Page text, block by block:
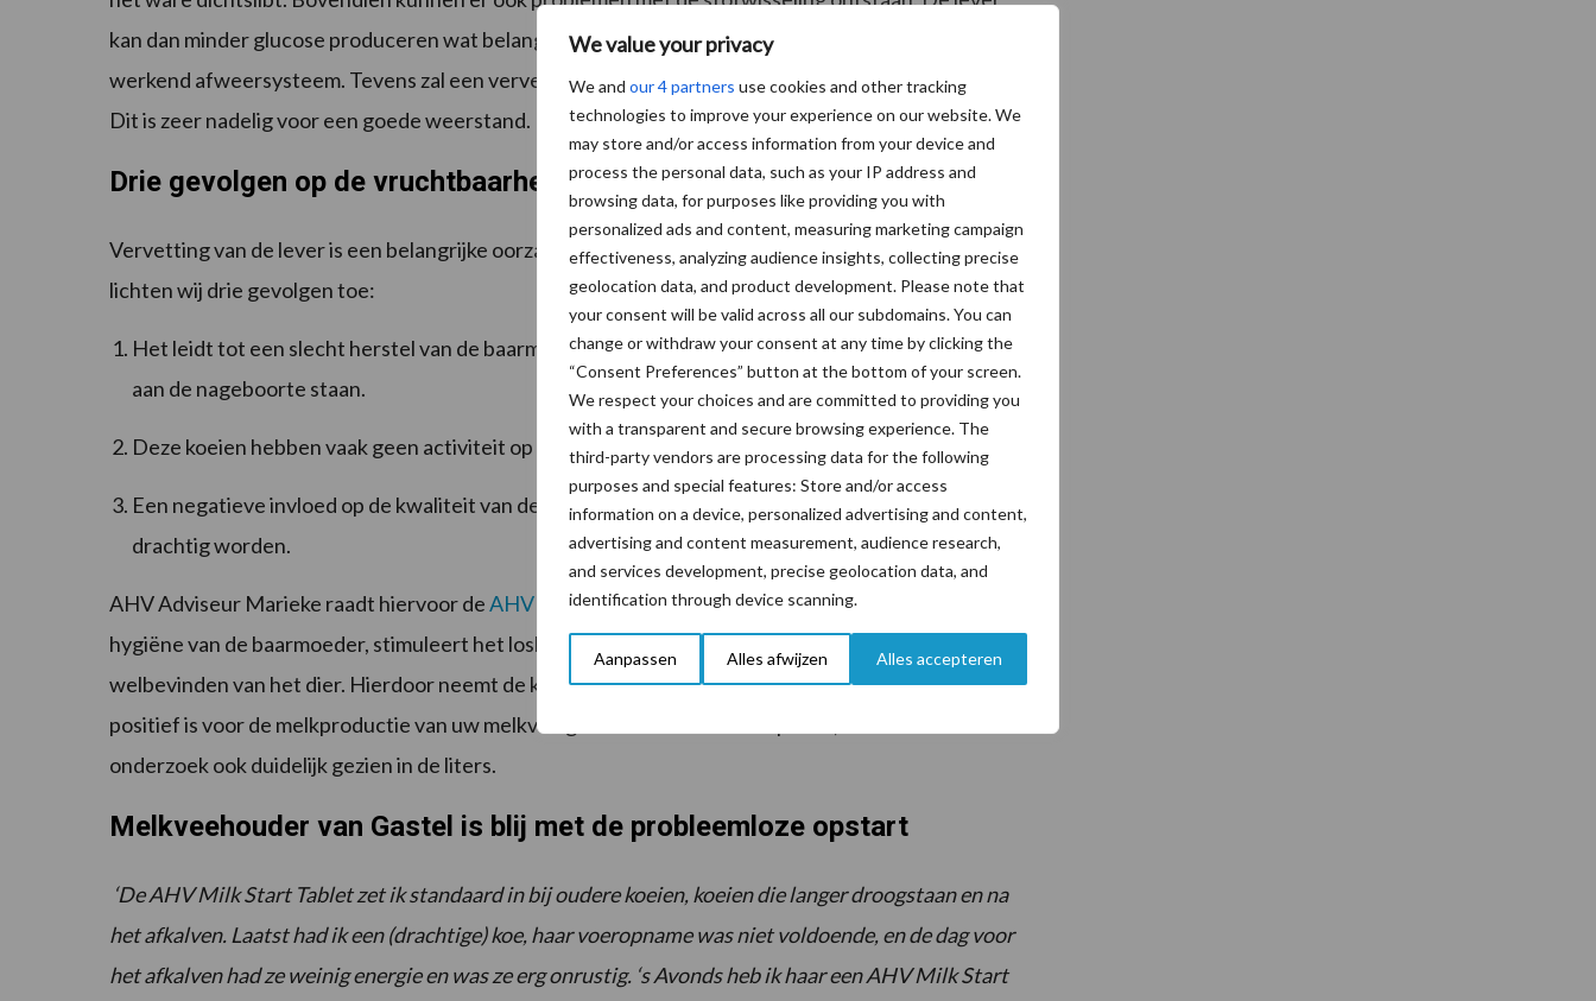
We value your privacy
We and our 4 partners use cookies and other tracking
technologies to improve your experience on our website. We
may store and/or access information from your device and
process the personal data, such as your IP address and
browsing data, for purposes like providing you with
personalized ads and content, measuring marketing campaign
effectiveness, analyzing audience insights, collecting precise
geolocation data, and product development. Please note that
your consent will be valid across all our subdomains. You can
change or withdraw your consent at any time by clicking the
“Consent Preferences” button at the bottom of your screen.
We respect your choices and are committed to providing you
with a transparent and secure browsing experience. The
third-party vendors are processing data for the following
purposes and special features: Store and/or access
information on a device, personalized advertising and content,
advertising and content measurement, audience research,
and services development, precise geolocation data, and
identification through device scanning.
Aanpassen Alles afwijzen Alles accepteren
kan dan minder glucose produceren wat belangrijk is voor een goede productie en een goed
werkend afweersysteem. Tevens zal een vervette lever minder goed werken als filter van het bloed.
Dit is zeer nadelig voor een goede weerstand.
Drie gevolgen op de vruchtbaarheid
Vervetting van de lever is een belangrijke oorzaak van vruchtbaarheidsproblemen. Hieronder
lichten wij drie gevolgen toe:
Het leidt tot een slecht herstel van de baarmoeder na afkalven en daardoor blijven meer koeien
aan de nageboorte staan.
Deze koeien hebben vaak geen activiteit op de eierstokken en laten dus geen tocht zien.
Een negatieve invloed op de kwaliteit van de eicellen. Hierdoor zullen uiteindelijk minder koeien
drachtig worden.
AHV Adviseur Marieke raadt hiervoor deAHV Metri Tabletaan, deze oplossing verbeterd de
hygiëne van de baarmoeder, stimuleert het loskomen van de placenta en ondersteunt het
welbevinden van het dier. Hierdoor neemt de kans op problemen af, ook tijdens de opstart. Iets wat
positief is voor de melkproductie van uw melkvee geeft dus een betere opstart, hebben we in het
onderzoek ook duidelijk gezien in de liters.
Melkveehouder van Gastel is blij met de probleemloze opstart
‘De AHV Milk Start Tablet zet ik standaard in bij oudere koeien, koeien die langer droogstaan en na
het afkalven. Laatst had ik een (drachtige) koe, haar voeropname was niet voldoende, en de dag voor
het afkalven had ze weinig energie en was ze erg onrustig. ‘s Avonds heb ik haar een AHV Milk Start